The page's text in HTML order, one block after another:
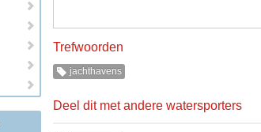
Trefwoorden
jachthavens
Deel dit met andere watersporters